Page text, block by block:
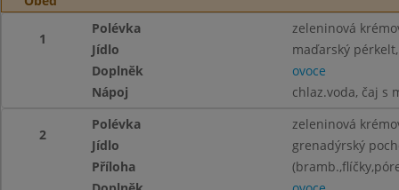
1
Polévka
zeleninová
Jídlo
maďarský
Doplněk
ovoce
Nápoj
chlaz.voda, čaj s
2
Polévka
zeleninová
Jídlo
grenadýrský
Příloha